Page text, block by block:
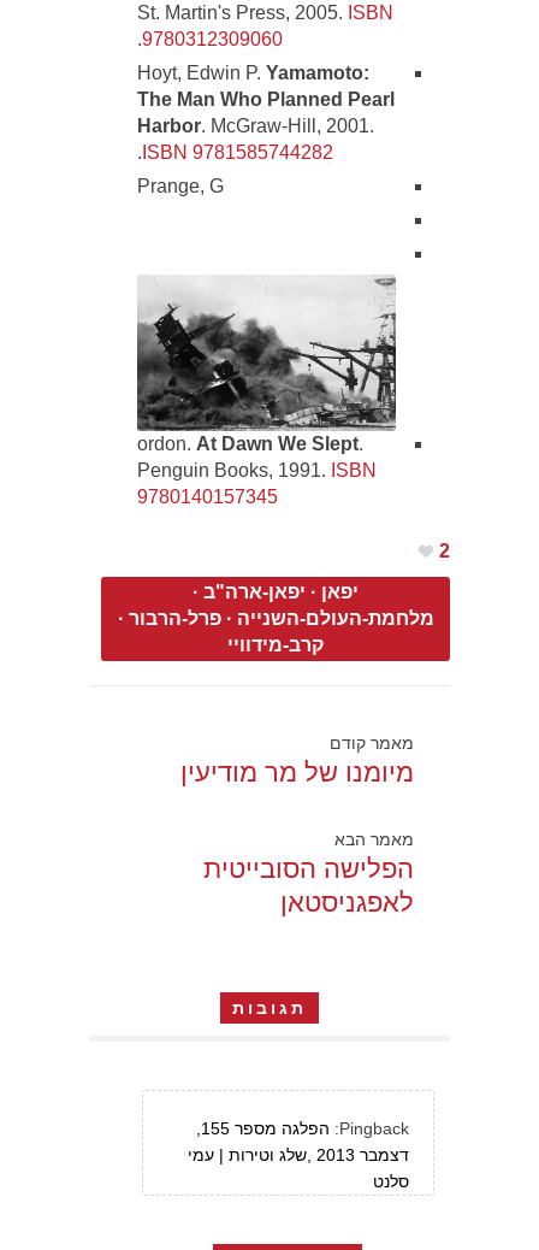
St. Martin's Press, 2005. ISBN
9780312309060
.
Hoyt, Edwin P. Yamamoto:
The Man Who Planned Pearl
Harbor. McGraw-Hill, 2001.
ISBN 9781585744282
.
Prange, G
ordon. At Dawn We Slept.
Penguin Books, 1991. ISBN
9780140157345
2
יפאן · יפאן-ארה"ב ·
מלחמת-העולם-השנייה ·פרל-הרבור ·
קרב-מידוויי
מאמר קודם
מיומנו של מר מודיעין
מאמר הבא
הפלישה הסובייטית
לאפגניסטאן
תגובות
Pingback:
דצמבר 2013 ,שלג וטירות | עמי
סלנט